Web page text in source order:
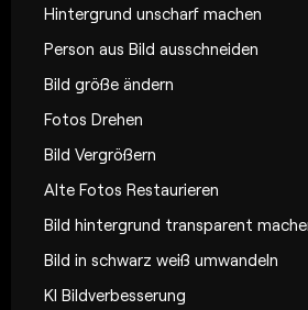
Hintergrund unscharf machen
Person aus Bild ausschneiden
Bild größe ändern
Fotos Drehen
Bild Vergrößern
Alte Fotos Restaurieren
Bild hintergrund transparent
Bild in schwarz weiß umwandeln
KI Bildverbesserung